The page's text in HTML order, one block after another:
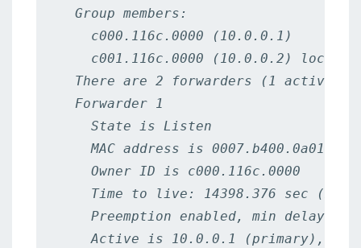
  Group members:
    c000.116c.0000 (10.0.0.1)
    c001.116c.0000 (10.0.0.2) local
  There are 2 forwarders (1 active)
  Forwarder 1
    State is Listen
MAC address is 0007.b400.0a01
    Owner ID is c000.116c.0000
Time to live: 14398.376 sec
Preemption enabled, min delay 30
Active is 10.0.0.1 (primary),